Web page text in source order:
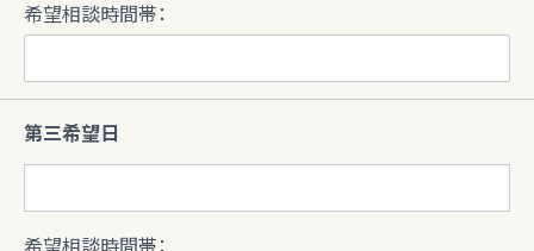
希望相談時間帯：
第三希望日